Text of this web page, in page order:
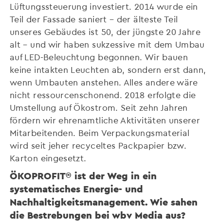
Lüftungssteuerung investiert. 2014 wurde ein
Teil der Fassade saniert – der älteste Teil
unseres Gebäudes ist 50, der jüngste 20 Jahre
alt – und wir haben sukzessive mit dem Umbau
auf LED-Beleuchtung begonnen. Wir bauen
keine intakten Leuchten ab, sondern erst dann,
wenn Umbauten anstehen. Alles andere wäre
nicht ressourcenschonend. 2018 erfolgte die
Umstellung auf Ökostrom. Seit zehn Jahren
fördern wir ehrenamtliche Aktivitäten unserer
Mitarbeitenden. Beim Verpackungsmaterial
wird seit jeher recyceltes Packpapier bzw.
Karton eingesetzt.
ÖKOPROFIT® ist der Weg in ein
systematisches Energie- und
Nachhaltigkeitsmanagement. Wie sahen
die Bestrebungen bei wbv Media aus?